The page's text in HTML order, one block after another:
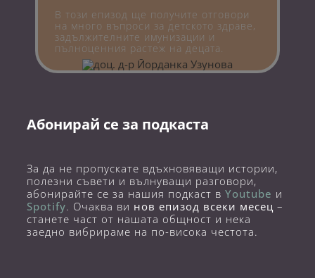
В този епизод ще получите отговори
на много въпроси за детското здраве,
задължителните имунизации и
пълноценния растеж на децата.
Абонирай се за подкаста
За да не пропускате вдъхновяващи истории,
полезни съвети и вълнуващи разговори,
абонирайте се за нашия подкаст в Youtube и
Spotify. Очаква ви нов епизод всеки месец –
станете част от нашата общност и нека
заедно вибрираме на по-висока честота.